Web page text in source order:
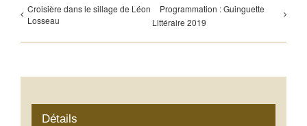
Croisière dans le sillage de Léon
Losseau
Programmation : Guinguette
Littéraire 2019
Détails